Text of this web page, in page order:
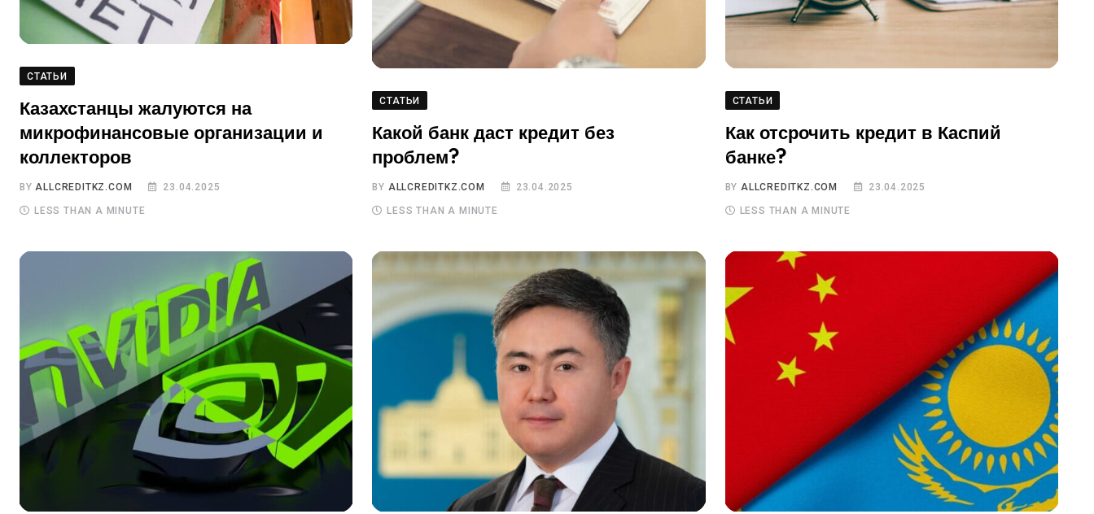
СТАТЬИ
Казахстанцы жалуются на
микрофинансовые организации и
коллекторов
BY ALLCREDITKZ.COM 23.04.2025
LESS THAN A MINUTE
СТАТЬИ
Какой банк даст кредит без
проблем?
BY ALLCREDITKZ.COM 23.04.2025
LESS THAN A MINUTE
СТАТЬИ
Как отсрочить кредит в Каспий
банке?
BY ALLCREDITKZ.COM 23.04.2025
LESS THAN A MINUTE